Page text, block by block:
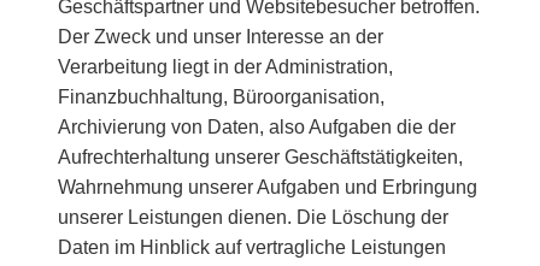
Geschäftspartner und Websitebesucher betroffen.
Der Zweck und unser Interesse an der
Verarbeitung liegt in der Administration,
Finanzbuchhaltung, Büroorganisation,
Archivierung von Daten, also Aufgaben die der
Aufrechterhaltung unserer Geschäftstätigkeiten,
Wahrnehmung unserer Aufgaben und Erbringung
unserer Leistungen dienen. Die Löschung der
Daten im Hinblick auf vertragliche Leistungen